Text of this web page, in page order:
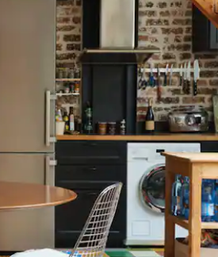
utforska genom att trycka eller svepa.